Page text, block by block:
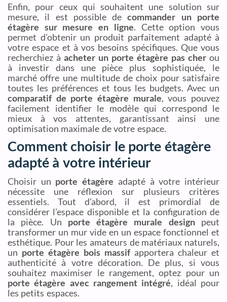
Enfin, pour ceux qui souhaitent une solution sur
mesure, il est possible decommander un porte
étagère sur mesure en ligne. Cette option vous
permet d’obtenir un produit parfaitement adapté à
votre espace et à vos besoins spécifiques. Que vous
recherchiez à acheter un porte étagère pas cher ou
à investir dans une pièce plus sophistiquée, le
marché offre une multitude de choix pour satisfaire
toutes les préférences et tous les budgets. Avec un
comparatif de porte étagère murale, vous pouvez
facilement identifier le modèle qui correspond le
mieux à vos attentes, garantissant ainsi une
optimisation maximale de votre espace.
Comment choisir le porte étagère
adapté à votre intérieur
Choisir un porte étagère adapté à votre intérieur
nécessite une réflexion sur plusieurs critères
essentiels. Tout d’abord, il est primordial de
considérer l’espace disponible et la configuration de
la pièce. Un porte étagère murale designpeut
transformer un mur vide en un espace fonctionnel et
esthétique. Pour les amateurs de matériaux naturels,
un porte étagère bois massifapportera chaleur et
authenticité à votre décoration. De plus, si vous
souhaitez maximiser le rangement, optez pour un
porte étagère avec rangement intégré, idéal pour
les petits espaces.